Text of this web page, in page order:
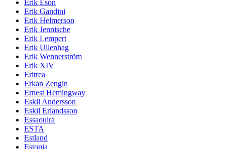
Erik Eson
Erik Gandini
Erik Helmerson
Erik Jennische
Erik Lempert
Erik Ullenhag
Erik Wennerström
Erik XIV
Eritrea
Erkan Zengin
Ernest Hemingway
Eskil Andersson
Eskil Erlandsson
Essaouira
ESTA
Estland
Estonia